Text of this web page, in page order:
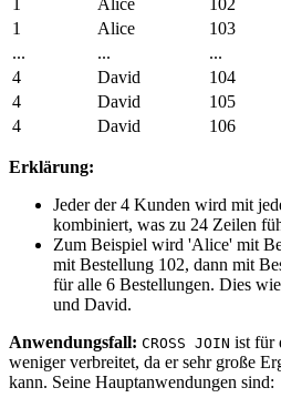
1
Alice 103
...
... ...
4
David 104
4
David 105
4
David 106
Erklärung:
Jeder der 4 Kunden wird mit
kombiniert, was zu 24 Zeilen
Zum Beispiel wird 'Alice' mit
mit Bestellung 102, dann mit
für alle 6 Bestellungen. Dies
und David.
Anwendungsfall: CROSS JOIN ist für
weniger verbreitet, da er sehr große
kann. Seine Hauptanwendungen sind: